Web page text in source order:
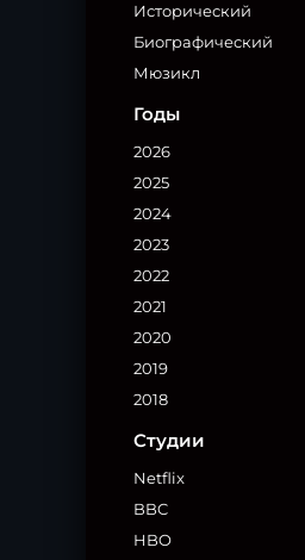
Исторический
Биографический
Мюзикл
Годы
2026
2025
2024
2023
2022
2021
2020
2019
2018
Студии
Netflix
BBC
HBO